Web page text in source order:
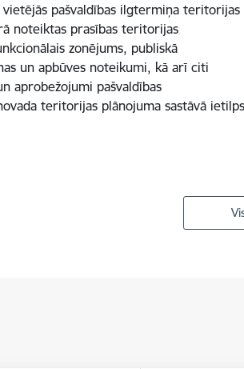
pašvaldības ilgtermiņa teritorijas
noteiktas prasības teritorijas
zonējums, publiskā
un apbūves noteikumi, kā arī citi
aprobežojumi pašvaldības
teritorijas plānojuma sastāvā